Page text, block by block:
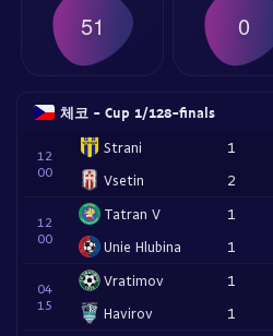
51 0
체코 - Cup 1/128-finals
12
00
Strani
Vsetin
1
2
12
00
Tatran V
Unie Hlubina
1
1
04
15
Vratimov
Havirov
1
1